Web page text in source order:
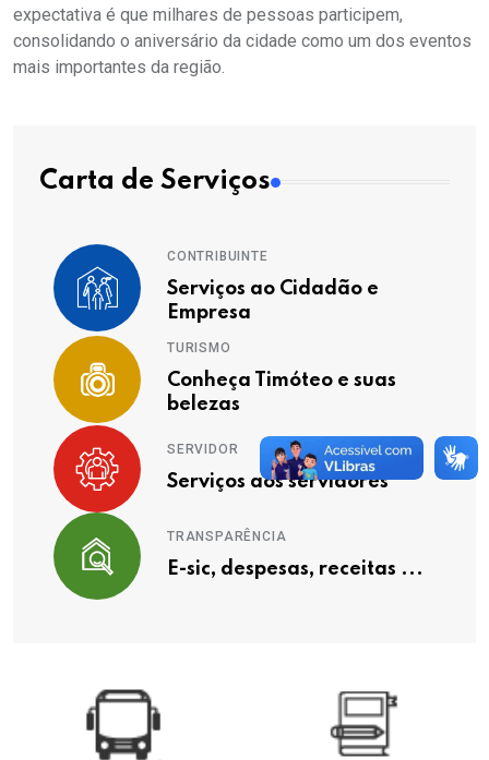
expectativa é que milhares de pessoas participem,
consolidando o aniversário da cidade como um dos eventos
mais importantes da região.
Carta de Serviços
CONTRIBUINTE
Serviços ao Cidadão e
Empresa
TURISMO
Conheça Timóteo e suas
belezas
SERVIDOR
Serviços aos servidores
TRANSPARÊNCIA
E-sic, despesas, receitas ...